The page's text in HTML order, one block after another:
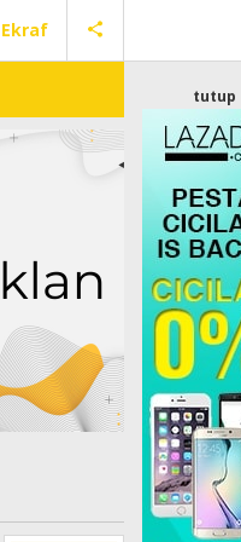
Ekraf
tutup